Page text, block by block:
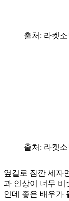
출처: 라켓
출처: 라켓
옆길로 잠깐 세자
과 인상이 너무 비
인데 좋은 배우가